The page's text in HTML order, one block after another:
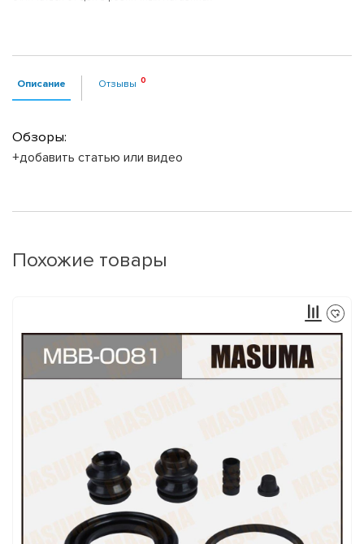
Описание Отзывы
Обзоры:
+добавить статью или видео
Похожие товары